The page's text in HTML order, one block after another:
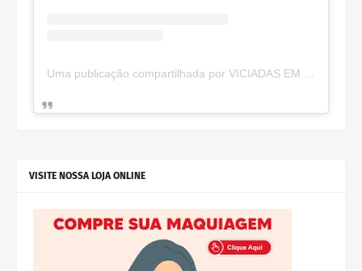
VISITE NOSSA LOJA ONLINE